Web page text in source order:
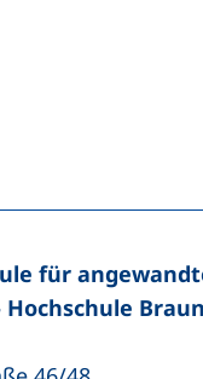
öffnet neues
Link, öffnet
für